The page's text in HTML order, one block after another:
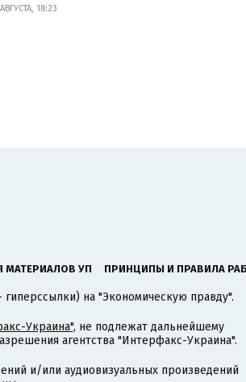
18:23
МАТЕРИАЛОВ УП ПРИНЦИПЫ И ПРАВИЛА
на "Экономическую правду".
Украина", не подлежат дальнейшему
агентства "Интерфакс-Украина".
и/или аудиовизуальных произведений